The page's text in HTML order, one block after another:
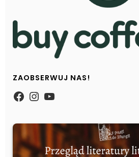
ZAOBSERWUJ NAS!
https://
Instagram
YouTube